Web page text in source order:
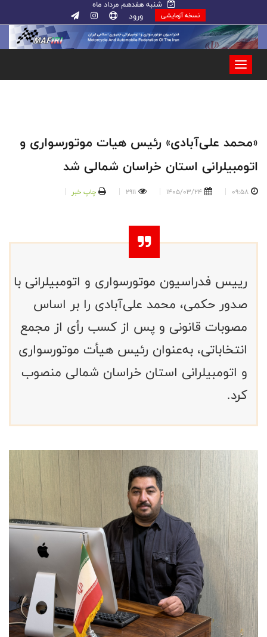
شنبه هفدهم مرداد ماه
نسخه آزمایشی ورود
«محمد علی‌آبادی» رئیس هیات موتورسواری و
اتومبیلرانی استان خراسان شمالی شد
09:58
1405/03/24
2911 چاپ خبر
رییس فدراسیون موتورسواری و اتومبیلرانی با
صدور حکمی، محمد علی‌آبادی را بر اساس
مصوبات قانونی و پس از کسب رأی از مجمع
انتخاباتی، به‌عنوان رئیس هیأت موتورسواری
و اتومبیلرانی استان خراسان شمالی منصوب
کرد.